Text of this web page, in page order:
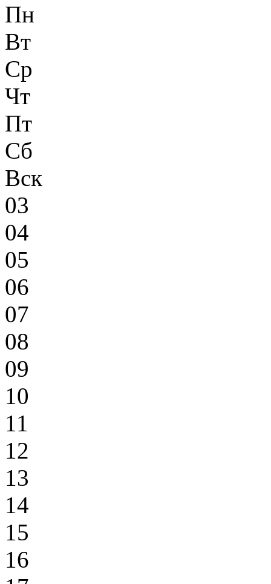
Пн
Вт
Ср
Чт
Пт
Сб
Вск
03
04
05
06
07
08
09
10
11
12
13
14
15
16